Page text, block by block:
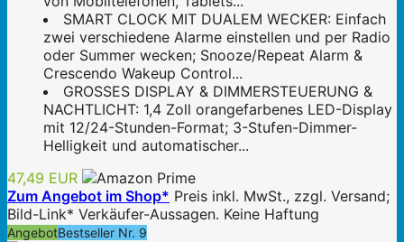
SMART CLOCK MIT DUALEM WECKER: Einfach
zwei verschiedene Alarme einstellen und per Radio
oder Summer wecken; Snooze/Repeat Alarm &
Crescendo Wakeup Control...
GROSSES DISPLAY & DIMMERSTEUERUNG &
NACHTLICHT: 1,4 Zoll orangefarbenes LED-Display
mit 12/24-Stunden-Format; 3-Stufen-Dimmer-
Helligkeit und automatischer...
47,49 EUR
Zum Angebot im Shop* Preis inkl. MwSt., zzgl. Versand;
Bild-Link* Verkäufer-Aussagen. Keine Haftung
AngebotBestseller Nr. 9